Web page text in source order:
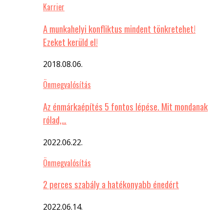
Karrier
A munkahelyi konfliktus mindent tönkretehet!
Ezeket kerüld el!
2018.08.06.
Önmegvalósítás
Az énmárkaépítés 5 fontos lépése. Mit mondanak
rólad,…
2022.06.22.
Önmegvalósítás
2 perces szabály a hatékonyabb énedért
2022.06.14.